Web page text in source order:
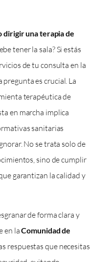
dirigir una terapia de
tener la sala? Si estás
de tu consulta en la
es crucial. La
terapéutica de
en marcha implica
sanitarias
No se trata solo de
sino de cumplir
garantizan la calidad y
de forma clara y
en laComunidad de
respuestas que necesitas